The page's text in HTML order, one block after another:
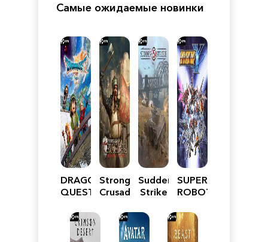
Самые ожидаемые новинки
DRAGON
QUEST
Reimagined
Stronghold
Crusader:
Edition
Sudden
Strike
SUPER
ROBOT
Y